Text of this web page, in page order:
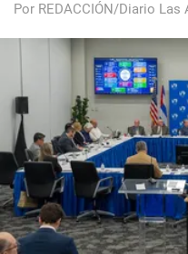
Por REDACCIÓN/Diario Las